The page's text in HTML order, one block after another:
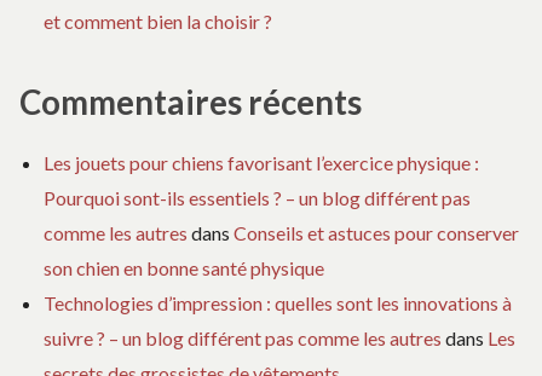
et comment bien la choisir ?
Commentaires récents
Les jouets pour chiens favorisant l’exercice physique :
Pourquoi sont-ils essentiels ? – un blog différent pas
comme les autres dans Conseils et astuces pour conserver
son chien en bonne santé physique
Technologies d’impression : quelles sont les innovations à
suivre ? – un blog différent pas comme les autres dans Les